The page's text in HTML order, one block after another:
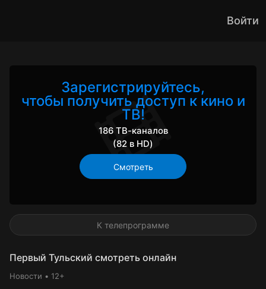
Войти
Зарегистрируйтесь,
чтобы получить доступ к кино и
ТВ!
186 ТВ-каналов
(82 в HD)
Смотреть
К телепрограмме
Первый Тульский смотреть онлайн
Новости 12+